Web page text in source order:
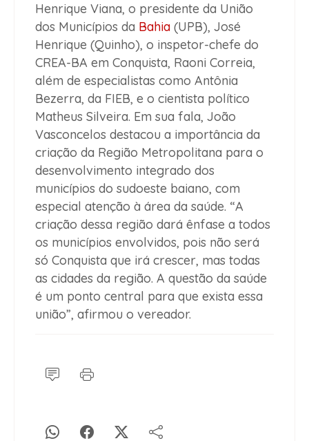
Henrique Viana, o presidente da União
dos Municípios da Bahia (UPB), José
Henrique (Quinho), o inspetor-chefe do
CREA-BA em Conquista, Raoni Correia,
além de especialistas como Antônia
Bezerra, da FIEB, e o cientista político
Matheus Silveira. Em sua fala, João
Vasconcelos destacou a importância da
criação da Região Metropolitana para o
desenvolvimento integrado dos
municípios do sudoeste baiano, com
especial atenção à área da saúde. “A
criação dessa região dará ênfase a todos
os municípios envolvidos, pois não será
só Conquista que irá crescer, mas todas
as cidades da região. A questão da saúde
é um ponto central para que exista essa
união”, afirmou o vereador.